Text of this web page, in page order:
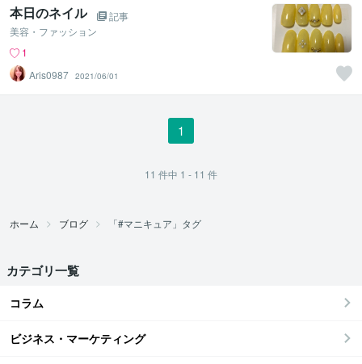
本日のネイル
記事
美容・ファッション
1
Aris0987 2021/06/01
1
11 件中 1 - 11 件
ホーム ブログ 「#マニキュア」タグ
カテゴリ一覧
コラム
ビジネス・マーケティング